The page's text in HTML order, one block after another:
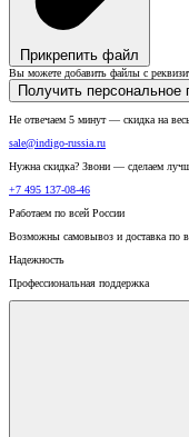
Прикрепить файл
Вы можете добавить файлы с
Получить персональное
Не отвечаем 5 минут — скидка на
sale@indigo-russia.ru
Нужна скидка? Звони — сделаем
+7 495 137-08-46
Работаем по всей России
Возможны самовывоз и доставка по
Надежность
Профессиональная поддержка